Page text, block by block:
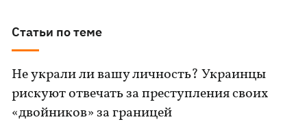
Статьи по теме
Не украли ли вашу личность? Украинцы
рискуют отвечать за преступления своих
«двойников» за границей